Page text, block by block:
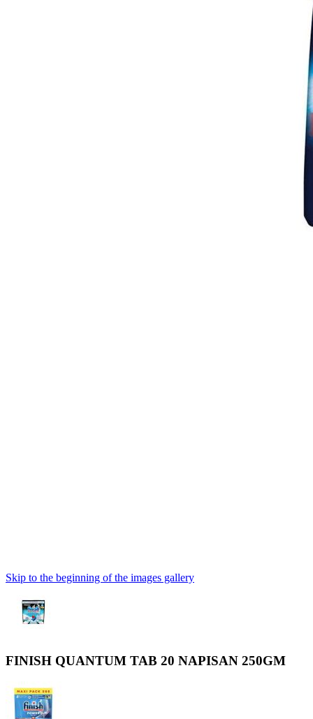
Skip to the beginning of the images gallery
FINISH QUANTUM TAB 20 NAPISAN 250GM